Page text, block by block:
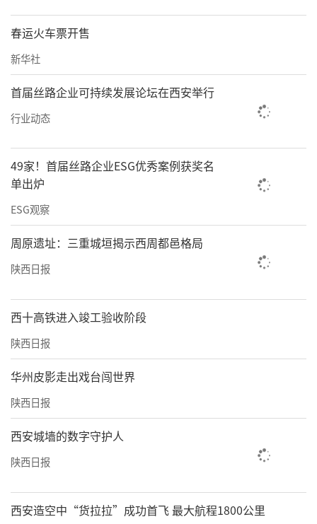
春运火车票开售
新华社
首届丝路企业可持续发展论坛在西安举行
行业动态
49家！首届丝路企业ESG优秀案例获奖名
单出炉
ESG观察
周原遗址：三重城垣揭示西周都邑格局
陕西日报
西十高铁进入竣工验收阶段
陕西日报
华州皮影走出戏台闯世界
陕西日报
西安城墙的数字守护人
陕西日报
西安造空中“货拉拉”成功首飞 最大航程1800公里